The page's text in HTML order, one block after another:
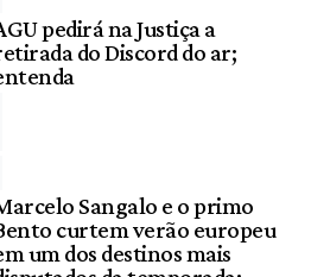
pedirá na Justiça a
do Discord do ar;
Sangalo e o primo
curtem verão europeu
um dos destinos mais